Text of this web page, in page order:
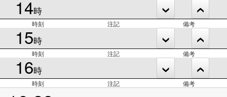
14時
時刻 注記 備考
15時
時刻 注記 備考
16時
時刻 注記 備考